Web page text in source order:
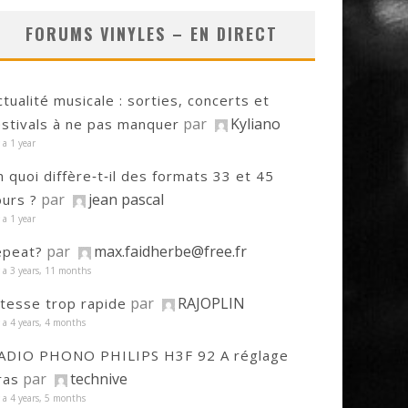
FORUMS VINYLES – EN DIRECT
musicale : sorties, concerts et
à ne pas manquer par Kyliano
a 1 year
quoi diffère‑t‑il des formats 33 et 45
? par jean pascal
a 1 year
par max.faidherbe@free.fr
a 3 years, 11 months
trop rapide par RAJOPLIN
a 4 years, 4 months
PHONO PHILIPS H3F 92 A réglage
par technive
a 4 years, 5 months